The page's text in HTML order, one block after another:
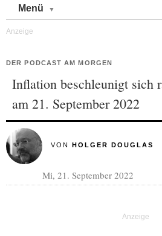
Menü
DER PODCAST AM MORGEN
Inflation beschleunigt sich
am 21. September 2022
VON HOLGER DOUGLAS
Mi, 21. September 2022